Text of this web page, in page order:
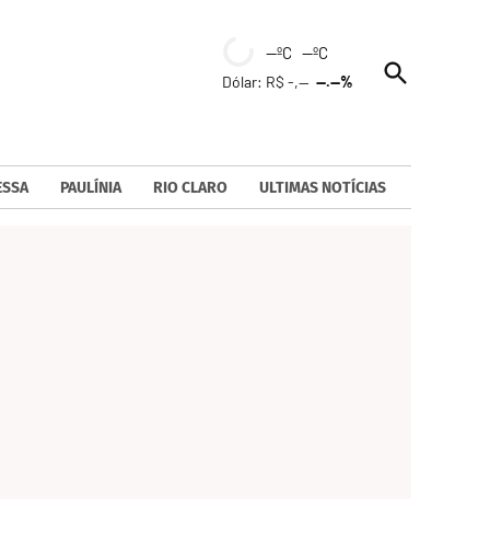
--ºC --ºC
Dólar: R$ -,----.--%
Open
Search
PAULÍNIA RIO CLARO ULTIMAS NOTÍCIAS